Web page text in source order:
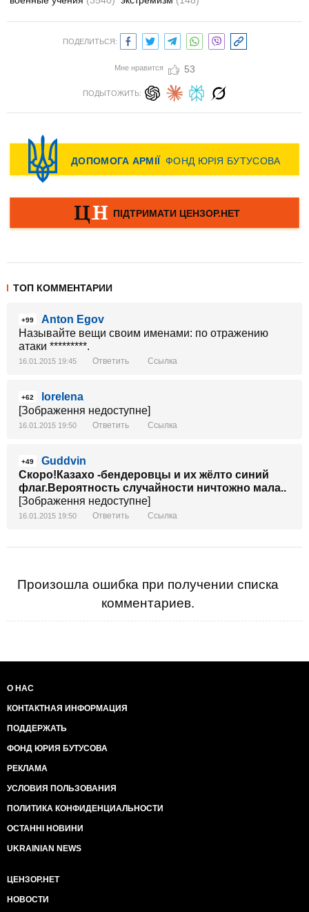
ПОДЕЛИТЬСЯ:
Мне нравится 53
ПОДЫТОЖИТЬ:
ТОП КОММЕНТАРИИ
+99
Anton Egov
Называйте вещи своим именами: по отражению
атаки *********.
16.01.2015 19:45 Ответить Ссылка
+62
lorelena
[Зображення недоступне]
16.01.2015 19:50 Ответить Ссылка
+49
Guddvin
Скоро!Казахо -бендеровцы и их жёлто синий
флаг.Вероятность случайности ничтожно мала..
[Зображення недоступне]
16.01.2015 19:50 Ответить Ссылка
Произошла ошибка при получении списка
комментариев.
О НАС
КОНТАКТНАЯ ИНФОРМАЦИЯ
ПОДДЕРЖАТЬ
ФОНД ЮРИЯ БУТУСОВА
РЕКЛАМА
УСЛОВИЯ ПОЛЬЗОВАНИЯ
ПОЛИТИКА КОНФИДЕНЦИАЛЬНОСТИ
ОСТАННІ НОВИНИ
UKRAINIAN NEWS
ЦЕНЗОР.НЕТ
НОВОСТИ